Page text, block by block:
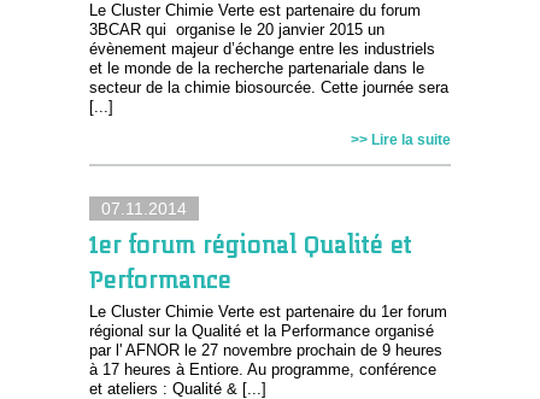
Le Cluster Chimie Verte est partenaire du forum
3BCAR qui organise le 20 janvier 2015 un
évènement majeur d’échange entre les industriels
et le monde de la recherche partenariale dans le
secteur de la chimie biosourcée. Cette journée sera
[...]
>> Lire la suite
07.11.2014
1er forum régional Qualité et
Performance
Le Cluster Chimie Verte est partenaire du 1er forum
régional sur la Qualité et la Performance organisé
par l' AFNOR le 27 novembre prochain de 9 heures
à 17 heures à Entiore. Au programme, conférence
et ateliers : Qualité & [...]